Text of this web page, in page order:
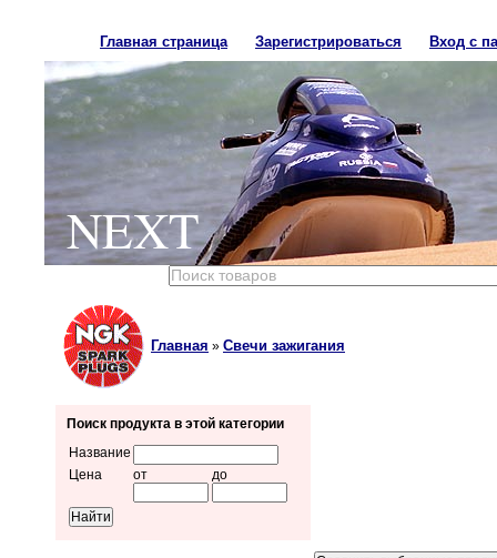
Главная страница Зарегистрироваться Вход с
NEXT
Главная » Свечи зажигания
Поиск продукта в этой категории
Название
Цена
от до